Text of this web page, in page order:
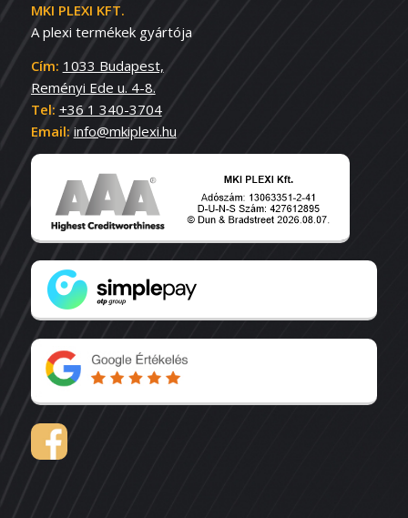
MKI PLEXI KFT.
A plexi termékek gyártója
Cím: 1033 Budapest,
Reményi Ede u. 4-8.
Tel: +36 1 340-3704
Email: info@mkiplexi.hu